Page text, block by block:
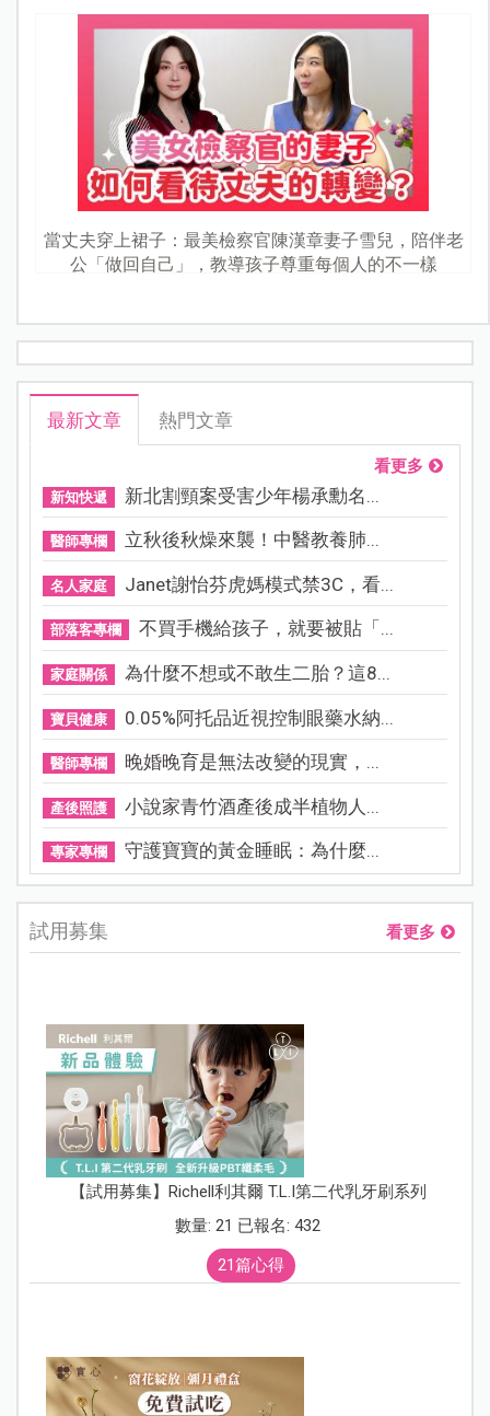
當丈夫穿上裙子：最美檢察官陳漢章妻子雪兒，陪伴老
公「做回自己」，教導孩子尊重每個人的不一樣
最新文章 熱門文章
看更多
新知快遞 新北割頸案受害少年楊承勳名...
醫師專欄 立秋後秋燥來襲！中醫教養肺...
名人家庭 Janet謝怡芬虎媽模式禁3C，看...
部落客專欄 不買手機給孩子，就要被貼「...
家庭關係 為什麼不想或不敢生二胎？這8...
寶貝健康 0.05%阿托品近視控制眼藥水納...
醫師專欄 晚婚晚育是無法改變的現實，...
產後照護 小說家青竹酒產後成半植物人...
專家專欄 守護寶寶的黃金睡眠：為什麼...
試用募集 看更多
【試用募集】Richell利其爾 T.L.I第二代乳牙刷系列
數量: 21 已報名: 432
21篇心得